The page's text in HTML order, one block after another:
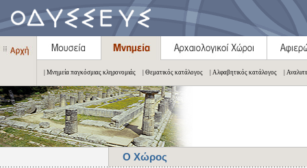
| Μνημεία παγκόσμιας κληρονομιάς | Θεματικός κατάλογος | Αλφαβητικός κατάλογος |
Ο Χώρος